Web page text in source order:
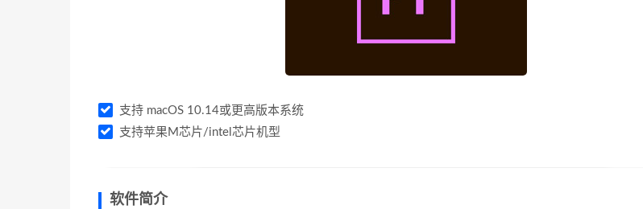
支持 macOS 10.14或更高版本系统
支持苹果M芯片/intel芯片机型
软件简介